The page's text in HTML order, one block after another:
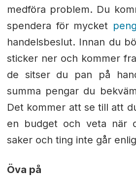
medföra problem. Du
spendera för mycket
handelsbeslut. Innan du
sticker ner och kommer
de sitser du pan på
summa pengar du
Det kommer att se till att
en budget och veta när
saker och ting inte går
Öva på